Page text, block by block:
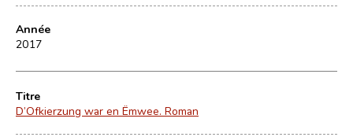
Année
2017
Titre
D’Ofkierzung war en Ëmwee. Roman